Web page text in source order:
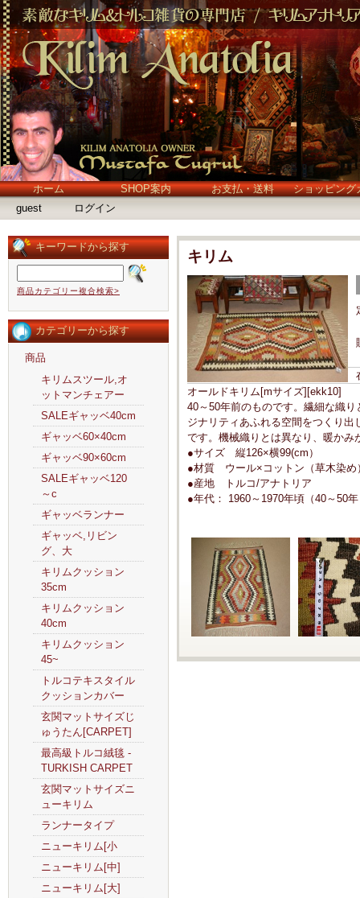
ホーム SHOP案内 お支払・送料
ショッピング
guest
ログイン
キーワードから探す
商品カテゴリー複合検索>
カテゴリーから探す
商品
キリムスツール,オ
ットマンチェアー
SALEギャッベ40cm
ギャッベ60×40cm
ギャッベ90×60cm
SALEギャッベ120
～c
ギャッベランナー
ギャッベ,リビン
グ、大
キリムクッション
35cm
キリムクッション
40cm
キリムクッション
45~
トルコテキスタイル
クッションカバー
玄関マットサイズじ
ゅうたん[CARPET]
最高級トルコ絨毯 -
TURKISH CARPET
玄関マットサイズニ
ューキリム
ランナータイプ
ニューキリム[小
ニューキリム[中]
ニューキリム[大]
キリム
オールドキリム[mサイズ][ekk10]
40～50年前のものです。繊細な織
ジナリティあふれる空間をつくり
です。機械織りとは異なり、暖かみ
●サイズ 縦126×横99(cm）
●材質 ウール×コットン（草木染め
●産地 トルコ/アナトリア
●年代： 1960～1970年頃（40～50